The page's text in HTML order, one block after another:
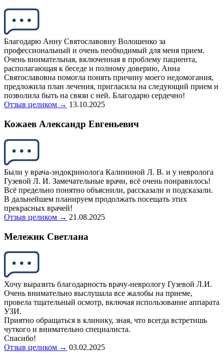
Благодарю Анну Святославовну Волошенко за
профессиональный и очень необходимый для меня прием.
Очень внимательная, включенная в проблему пациента,
располагающая к беседе и полному доверию, Анна
Святославовна помогла понять причину моего недомогания,
предложила план лечения, пригласила на следующий прием и
позволила быть на связи с ней. Благодарю сердечно!
Отзыв целиком → 13.10.2025
Кожаев Александр Евгеньевич
Были у врача-эндокринолога Калининой Л. В. и у невролога
Гузевой Л. И. Замечательные врачи, всё очень понравилось!
Всё предельно понятно объяснили, рассказали и подсказали.
В дальнейшем планируем продолжать посещать этих
прекрасных врачей!
Отзыв целиком → 21.08.2025
Мележик Светлана
Хочу выразить благодарность врачу-неврологу Гузевой Л.И.
Очень внимательно выслушала все жалобы на приеме,
провела тщательный осмотр, включая использование аппарата
УЗИ.
Приятно обращаться в клинику, зная, что всегда встретишь
чуткого и внимательно специалиста.
Спасибо!
Отзыв целиком → 03.02.2025